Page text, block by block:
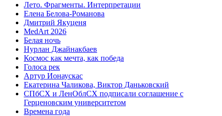
Лето. Фрагменты. Интерпретации
Елена Белова-Романова
Дмитрий Якуценя
MedArt 2026
Белая ночь
Нурлан Джайнакбаев
Космос как мечта, как победа
Голоса рек
Артур Ионаускас
Екатерина Чаликова, Виктор Даньковский
СПбСХ и ЛенОблСХ подписали соглашение с
Герценовским университетом
Времена года